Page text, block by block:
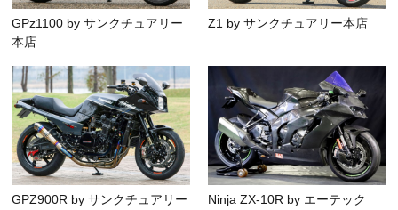
GPz1100 by サンクチュアリー
本店
Z1 by サンクチュアリー本店
GPZ900R by サンクチュアリー
Ninja ZX-10R by エーテック